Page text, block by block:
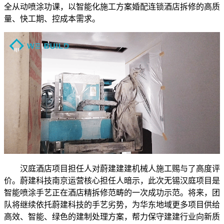
全从动喷涂功课，以智能化施工方案婚配连锁酒店拆修的高质
量、快工期、控成本需求。
汉庭酒店项目担任人对蔚建建建机械人施工赐与了高度评
价。蔚建科技南京运营核心担任人暗示，此次无锡汉庭项目是
智能喷涂手艺正在酒店精拆修范畴的一次成功示范。将来，团
队将继续依托蔚建科技的手艺劣势，为华东地域更多项目供给
高效、智能、绿色的建制处理方案，帮力保守建建行业向新质